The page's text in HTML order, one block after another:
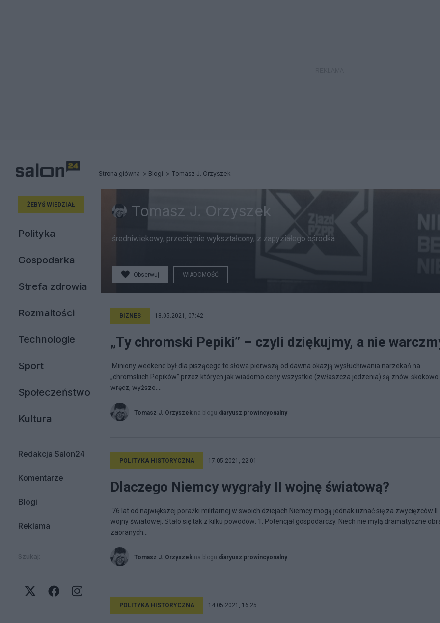
Strona główna Blogi Tomasz J. Orzyszek
ŻEBYŚ WIEDZIAŁ
Polityka
Gospodarka
Strefa zdrowia
Rozmaitości
Technologie
Sport
Społeczeństwo
Kultura
Redakcja Salon24
Komentarze
Blogi
Reklama
Szukaj:
Tomasz J. Orzyszek
średniwiekowy, przeciętnie wykształcony, z zapyziałego ośrodka
Obserwuj WIADOMOŚĆ
BIZNES 18.05.2021, 07:42
„Ty chromski Pepiki” – czyli dziękujmy, a nie
Miniony weekend był dla piszącego te słowa pierwszą od dawna okazją wysłuchiwania narzekań na
„chromskich Pepików” przez których jak wiadomo ceny wszystkie (zwłaszcza jedzenia) są znów. skokowo
wręcz, wyższe....
Tomasz J. Orzyszek na blogu diaryusz prowincyonalny
POLITYKA HISTORYCZNA 17.05.2021, 22:01
Dlaczego Niemcy wygrały II wojnę światową?
76 lat od największej porażki militarnej w swoich dziejach Niemcy mogą jednak uznać się za zwycięzców II
wojny światowej. Stało się tak z kilku powodów: 1. Potencjał gospodarczy. Niech nie mylą dramatyczne
zaoranych...
Tomasz J. Orzyszek na blogu diaryusz prowincyonalny
POLITYKA HISTORYCZNA 14.05.2021, 16:25